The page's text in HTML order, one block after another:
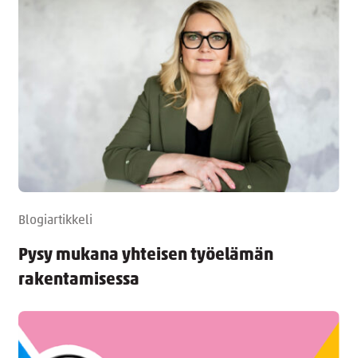
Blogiartikkeli
Pysy mukana yhteisen työelämän
rakentamisessa